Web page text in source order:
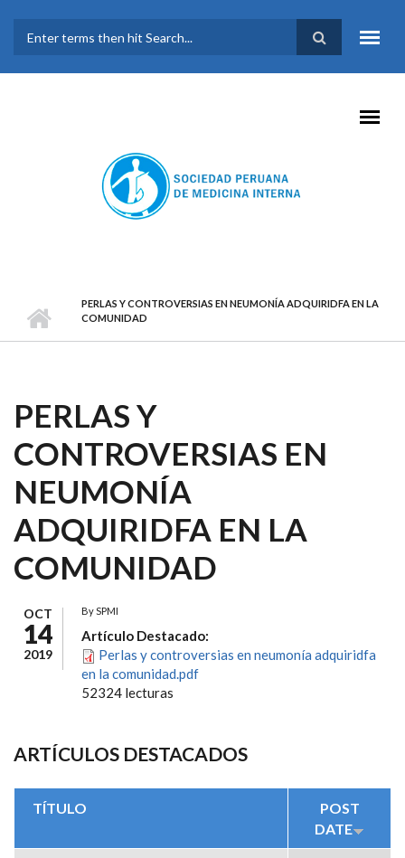
FORMULARIO DE
BÚSQUEDA
PERLAS Y CONTROVERSIAS EN NEUMONÍA ADQUIRIDFA EN LA
COMUNIDAD
PERLAS Y
CONTROVERSIAS EN
NEUMONÍA
ADQUIRIDFA EN LA
COMUNIDAD
OCT
14
2019
BySPMI
Artículo Destacado:
Perlas y controversias en neumonía adquiridfa
en la comunidad.pdf
52324 lecturas
ARTÍCULOS DESTACADOS
TÍTULO
POST
DATE